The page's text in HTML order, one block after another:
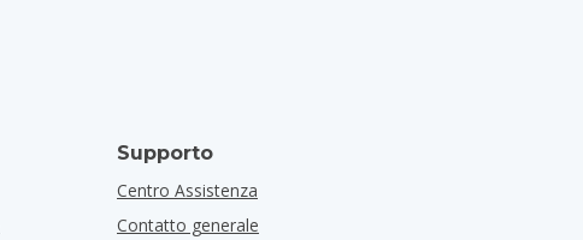
Supporto
Centro Assistenza
Contatto generale